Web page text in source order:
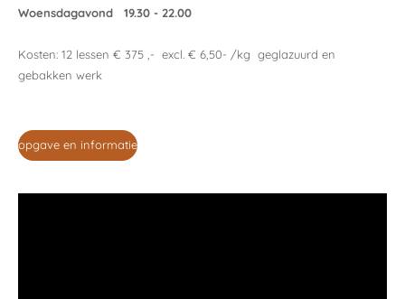
Woensdagavond 19.30 - 22.00
Kosten: 12 lessen € 375 ,- excl. € 6,50- /kg geglazuurd en
gebakken werk
opgave en informatie